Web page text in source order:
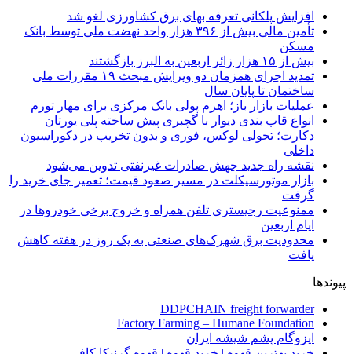
افزایش پلکانی تعرفه بهای برق کشاورزی لغو شد
تأمین مالی بیش از ۳۹۶ هزار واحد نهضت ملی توسط بانک
مسکن
بیش از ۱۵ هزار زائر اربعین به البرز بازگشتند
تمدید اجرای همزمان دو ویرایش مبحث ۱۹ مقررات ملی
ساختمان تا پایان سال
عملیات بازار باز؛ اهرم پولی بانک مرکزی برای مهار تورم
انواع قاب بندی دیوار با گچبری پیش ساخته پلی یورتان
دکارت؛ تحولی لوکس، فوری و بدون تخریب در دکوراسیون
داخلی
نقشه راه جدید جهش صادرات غیرنفتی تدوین می‌شود
بازار موتورسیکلت در مسیر صعود قیمت؛ تعمیر جای خرید را
گرفت
ممنوعیت رجیستری تلفن همراه و خروج برخی خودروها در
ایام اربعین
محدودیت برق شهرک‌های صنعتی به یک روز در هفته کاهش
یافت
پیوندها
DDPCHAIN freight forwarder
Factory Farming – Humane Foundation
ایزوگام پشم شیشه ایران